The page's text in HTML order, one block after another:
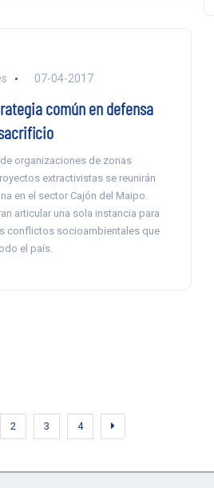
07-04-2017
común en defensa
organizaciones de zonas
extractivistas se reunirán
en el sector Cajón del Maipo.
articular una sola instancia para
conflictos socioambientales que
el país.
2 3 4